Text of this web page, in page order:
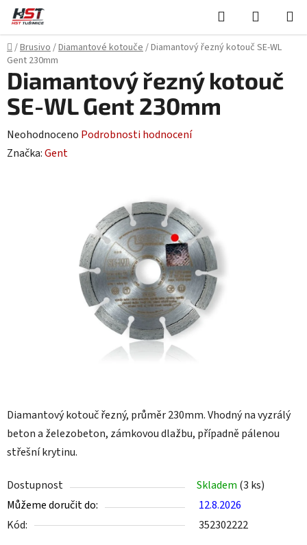
Přejít
obsah
Hledat
KOŠÍK
Domů
/Brusivo/Diamantové kotouče/Diamantový řezný kotouč SE-WL
Gent 230mm
Diamantový kotouč řezný, průměr 230mm. Vhodný na vyzrálý
beton a železobeton, zámkovou dlažbu, případně pálenou
střešní krytinu.
Dostupnost Skladem (3 ks)
Můžeme doručit do:
12.8.2026
Kód:
352302222
Diamantový řezný kotouč
SE-WL Gent 230mm
Průměrné
hodnocení
Neohodnoceno Podrobnosti hodnocení
Značka:Gent